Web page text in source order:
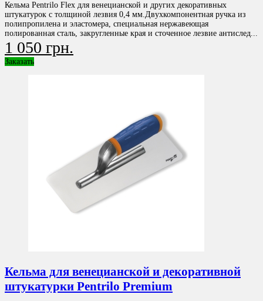
Кельма Pentrilo Flex для венецианской и других декоративных
штукатурок с толщиной лезвия 0,4 мм.Двухкомпонентная ручка из
полипропилена и эластомера, специальная нержавеющая
полированная сталь, закругленные края и сточенное лезвие антислед...
1 050 грн.
Заказать
Кельма для венецианской и декоративной
штукатурки Pentrilo Premium